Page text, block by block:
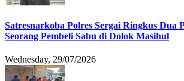
Satresnarkoba Polres Sergai Ringkus Dua
Seorang Pembeli Sabu di Dolok Masihul
Wednesday, 29/07/2026